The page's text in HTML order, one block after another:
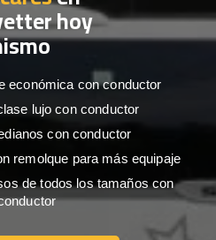
hoy
económica con conductor
lujo con conductor
con conductor
remolque para más equipaje
de todos los tamaños con